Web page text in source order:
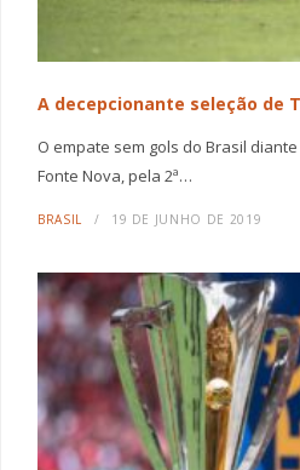
A decepcionante seleção de
O empate sem gols do Brasil
Fonte Nova, pela 2ª…
BRASIL 19 DE JUNHO DE 2019